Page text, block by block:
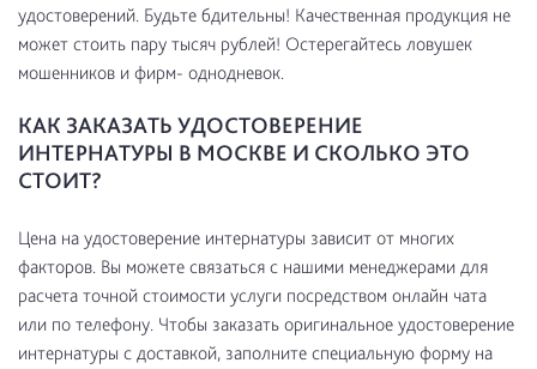
удостоверений. Будьте бдительны! Качественная продукция не
может стоить пару тысяч рублей! Остерегайтесь ловушек
мошенников и фирм- однодневок.
КАК ЗАКАЗАТЬ УДОСТОВЕРЕНИЕ
ИНТЕРНАТУРЫ В МОСКВЕ И СКОЛЬКО ЭТО
СТОИТ?
Цена на удостоверение интернатуры зависит от многих
факторов. Вы можете связаться с нашими менеджерами для
расчета точной стоимости услуги посредством онлайн чата
или по телефону. Чтобы заказать оригинальное удостоверение
интернатуры с доставкой, заполните специальную форму на